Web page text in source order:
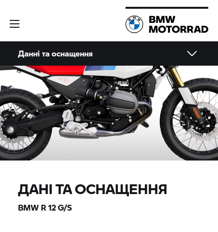
Данні та оснащення
ДАНІ ТА ОСНАЩЕННЯ
BMW R 12 G/S